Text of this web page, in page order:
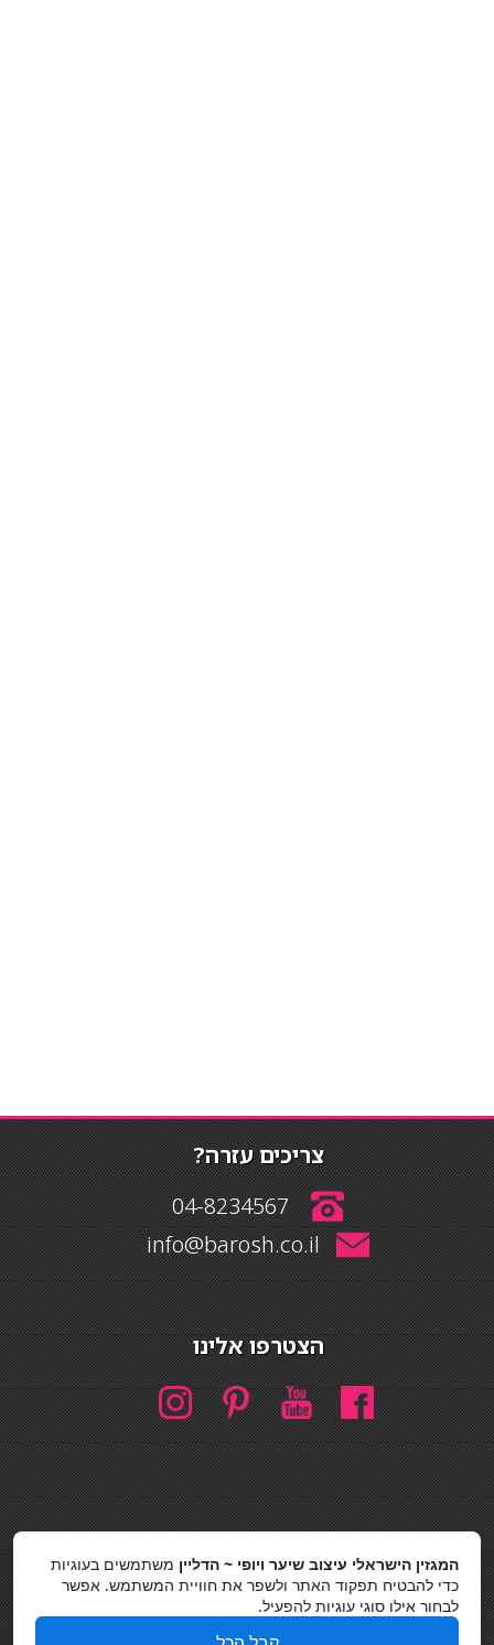
צריכים עזרה?
04-8234567
info@barosh.co.il
הצטרפו אלינו
חיפוש
חיפוש
כסאות בר
המגזין הישראלי עיצוב שיער ויופי ~ הדליין משתמשים בעוגיות
כדי להבטיח תפקוד האתר ולשפר את חוויית המשתמש. אפשר
לבחור אילו סוגי עוגיות להפעיל.